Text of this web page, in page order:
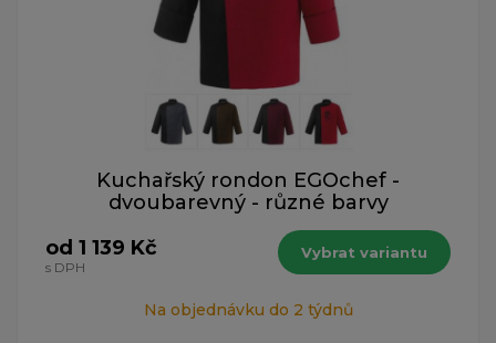
Kuchařský rondon EGOchef -
dvoubarevný - různé barvy
od 1 139 Kč
s DPH
Vybrat variantu
Na objednávku do 2 týdnů